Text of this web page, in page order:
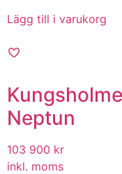
Lägg till i varukorg
Neptun
103 900 kr
inkl. moms